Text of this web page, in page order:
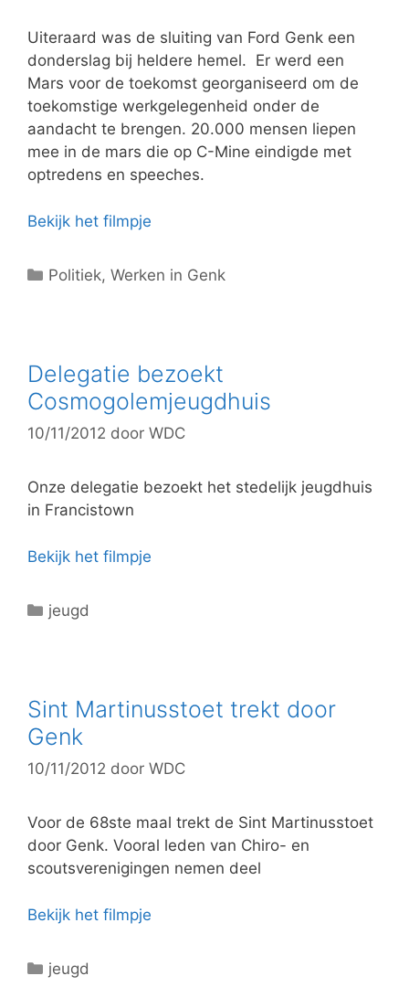
e
ë
n
Uiteraard was de sluiting van Ford Genk een
donderslag bij heldere hemel. Er werd een
Mars voor de toekomst georganiseerd om de
toekomstige werkgelegenheid onder de
aandacht te brengen. 20.000 mensen liepen
mee in de mars die op C-Mine eindigde met
optredens en speeches.
Bekijk het filmpje
C
g
o
r
i
ë
n
Politiek,Werken in Genk
Delegatie bezoekt
Cosmogolemjeugdhuis
10/11/2012 door WDC
Onze delegatie bezoekt het stedelijk jeugdhuis
in Francistown
Bekijk het filmpje
C
g
r
i
ë
n
jeugd
Sint Martinusstoet trekt door
Genk
10/11/2012 door WDC
Voor de 68ste maal trekt de Sint Martinusstoet
door Genk. Vooral leden van Chiro- en
scoutsverenigingen nemen deel
Bekijk het filmpje
C
jeugd